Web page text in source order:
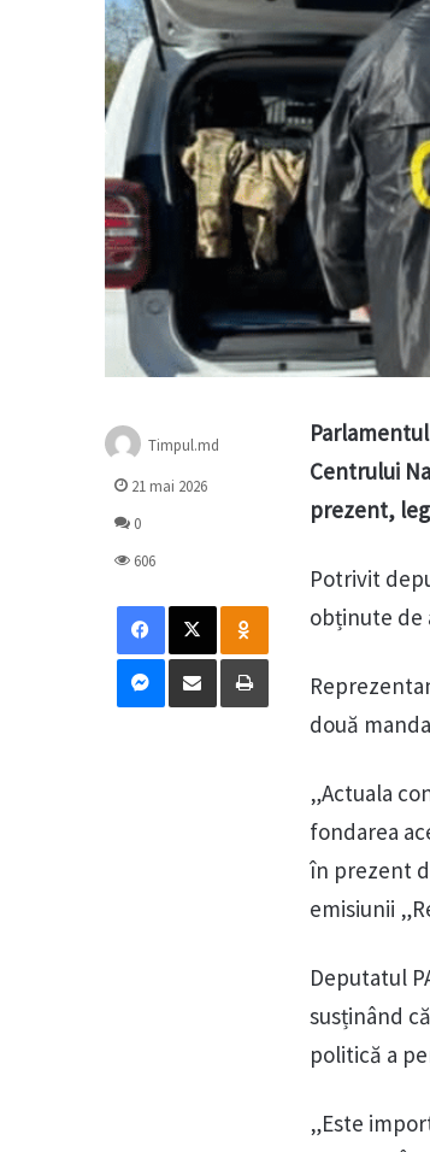
Centrului
prezent,
Potrivit
obținute de
două
„Actuala
fondarea
în prezent
emisiunii
Deputatul
susținând
politică a
„Este
Timpul.md
21 mai 2026
0
606
Facebook
X Odnoklassniki
Messenger
Distribuie prin mail Tipărește